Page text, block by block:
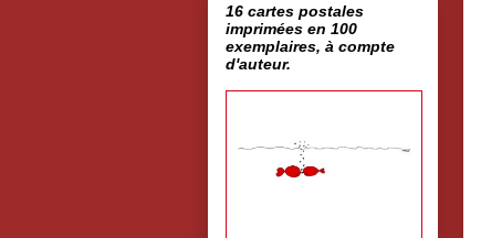
16 cartes postales
imprimées en 100
exemplaires, à compte
d'auteur.